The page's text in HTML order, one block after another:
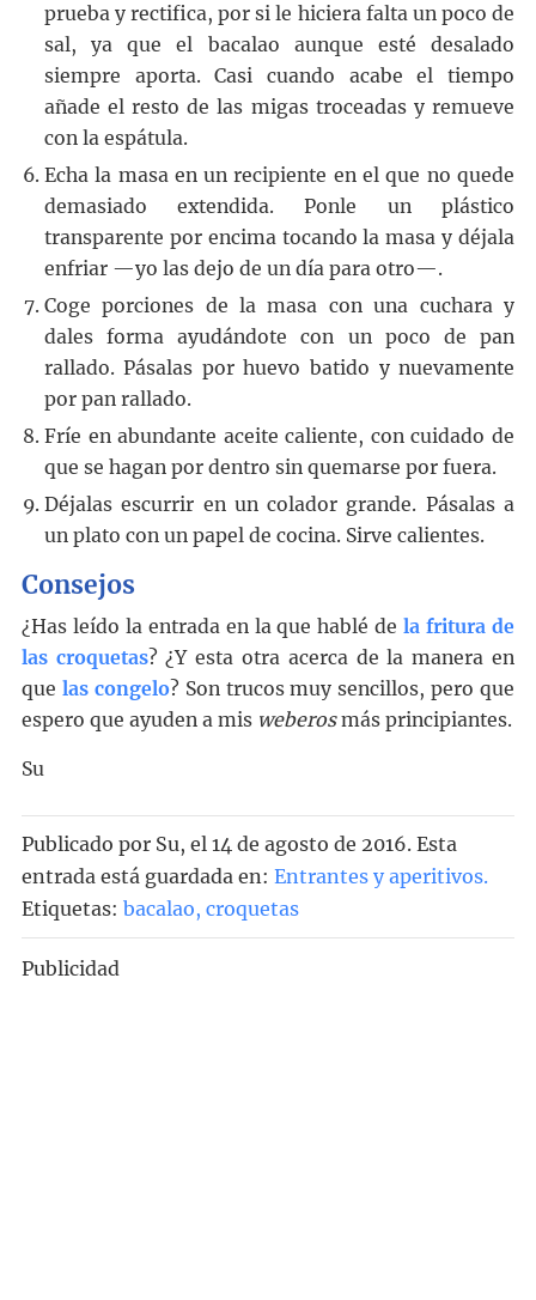
prueba y rectifica, por si le hiciera falta un poco de
sal, ya que el bacalao aunque esté desalado
siempre aporta. Casi cuando acabe el tiempo
añade el resto de las migas troceadas y remueve
con la espátula.
Echa la masa en un recipiente en el que no quede
demasiado extendida. Ponle un plástico
transparente por encima tocando la masa y déjala
enfriar —yo las dejo de un día para otro—.
Coge porciones de la masa con una cuchara y
dales forma ayudándote con un poco de pan
rallado. Pásalas por huevo batido y nuevamente
por pan rallado.
Fríe en abundante aceite caliente, con cuidado de
que se hagan por dentro sin quemarse por fuera.
Déjalas escurrir en un colador grande. Pásalas a
un plato con un papel de cocina. Sirve calientes.
Consejos
¿Has leído la entrada en la que hablé dela fritura de
las croquetas? ¿Y esta otra acerca de la manera en
que las congelo? Son trucos muy sencillos, pero que
espero que ayuden a mis weberosmás principiantes.
Su
Publicado por Su, el 14 de agosto de 2016. Esta
entrada está guardada en: Entrantes y aperitivos.
Etiquetas: bacalao, croquetas
Publicidad